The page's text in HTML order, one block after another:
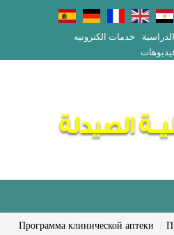
خدمات الكترونيه
Программа клинической аптеки